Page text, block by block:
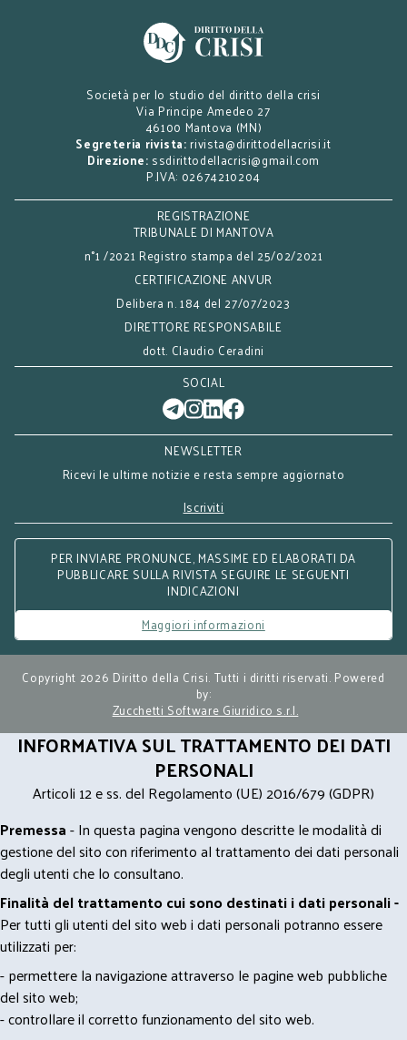
Società per lo studio del diritto della crisi
Via Principe Amedeo 27
46100 Mantova (MN)
Segreteria rivista: rivista@dirittodellacrisi.it
Direzione: ssdirittodellacrisi@gmail.com
P.IVA: 02674210204
REGISTRAZIONE
TRIBUNALE DI MANTOVA
n°1 /2021 Registro stampa del 25/02/2021
CERTIFICAZIONE ANVUR
Delibera n. 184 del 27/07/2023
DIRETTORE RESPONSABILE
dott. Claudio Ceradini
SOCIAL
NEWSLETTER
Ricevi le ultime notizie e resta sempre aggiornato
Iscriviti
PER INVIARE PRONUNCE, MASSIME ED ELABORATI DA
PUBBLICARE SULLA RIVISTA SEGUIRE LE SEGUENTI
INDICAZIONI
Maggiori informazioni
Copyright 2026 Diritto della Crisi. Tutti i diritti riservati. Powered
by:
Zucchetti Software Giuridico s.r.l.
INFORMATIVA SUL TRATTAMENTO DEI DATI
PERSONALI
Articoli 12 e ss. del Regolamento (UE) 2016/679 (GDPR)
Premessa- In questa pagina vengono descritte le modalità di
gestione del sito con riferimento al trattamento dei dati personali
degli utenti che lo consultano.
Finalità del trattamento cui sono destinati i dati personali -
Per tutti gli utenti del sito web i dati personali potranno essere
utilizzati per:
- permettere la navigazione attraverso le pagine web pubbliche
del sito web;
- controllare il corretto funzionamento del sito web.